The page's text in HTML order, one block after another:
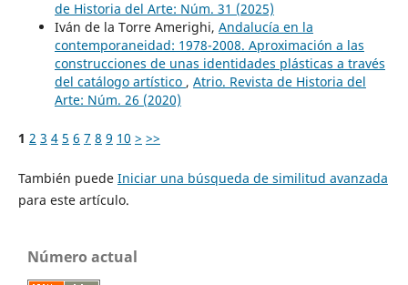
de Historia del Arte: Núm. 31 (2025)
Iván de la Torre Amerighi, Andalucía en la
contemporaneidad: 1978-2008. Aproximación a las
construcciones de unas identidades plásticas a través
del catálogo artístico , Atrio. Revista de Historia del
Arte: Núm. 26 (2020)
1 2 3 4 5 6 7 8 9 10 > >>
También puede Iniciar una búsqueda de similitud avanzada
para este artículo.
Número actual